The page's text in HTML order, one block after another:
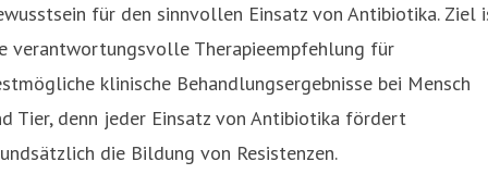
für den sinnvollen Einsatz von Antibiotika. Ziel
verantwortungsvolle Therapieempfehlung für
klinische Behandlungsergebnisse bei Mensch
Tier, denn jeder Einsatz von Antibiotika fördert
die Bildung von Resistenzen.